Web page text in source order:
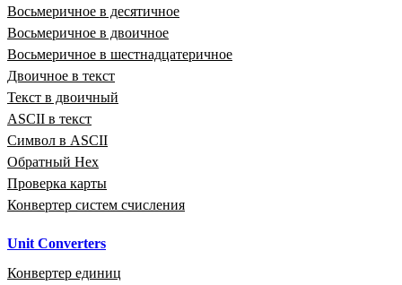
Восьмеричное в десятичное
Восьмеричное в двоичное
Восьмеричное в шестнадцатеричное
Двоичное в текст
Текст в двоичный
ASCII в текст
Символ в ASCII
Обратный Hex
Проверка карты
Конвертер систем счисления
Unit Converters
Конвертер единиц